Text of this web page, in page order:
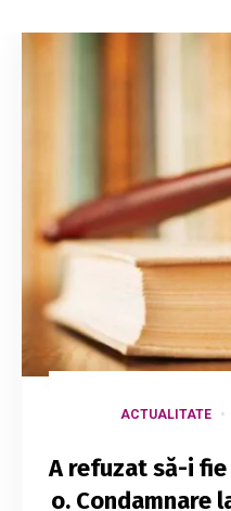
ACTUALITATE
A refuzat să-i
o. Condamnare